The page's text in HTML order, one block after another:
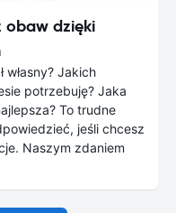
obaw dzięki
własny? Jakich
potrzebuję? Jaka
To trudne
jeśli chcesz
Naszym zdaniem